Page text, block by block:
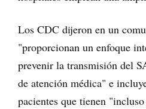
Los CDC dijeron en un
"proporcionan un enfoque
prevenir la transmisión del
de atención médica" e
pacientes que tienen